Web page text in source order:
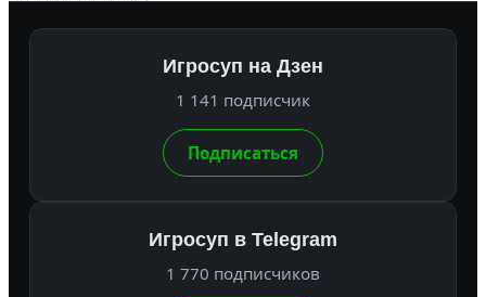
Игросуп на Дзен
1 141 подписчик
Подписаться
Игросуп в Telegram
1 770 подписчиков